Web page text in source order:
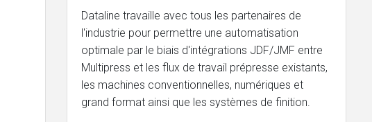
Dataline travaille avec tous les partenaires de
l'industrie pour permettre une automatisation
optimale par le biais d'intégrations JDF/JMF entre
Multipress et les flux de travail prépresse existants,
les machines conventionnelles, numériques et
grand format ainsi que les systèmes de finition.